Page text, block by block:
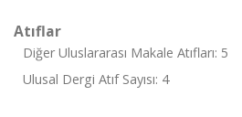
Atıflar
Diğer Uluslararası Makale Atıfları: 5
Ulusal Dergi Atıf Sayısı: 4